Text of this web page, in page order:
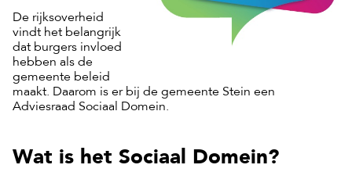
De rijksoverheid
vindt het belangrijk
dat burgers invloed
hebben als de
gemeente beleid
maakt. Daarom is er bij de gemeente Stein een
Adviesraad Sociaal Domein.
Wat is het Sociaal Domein?